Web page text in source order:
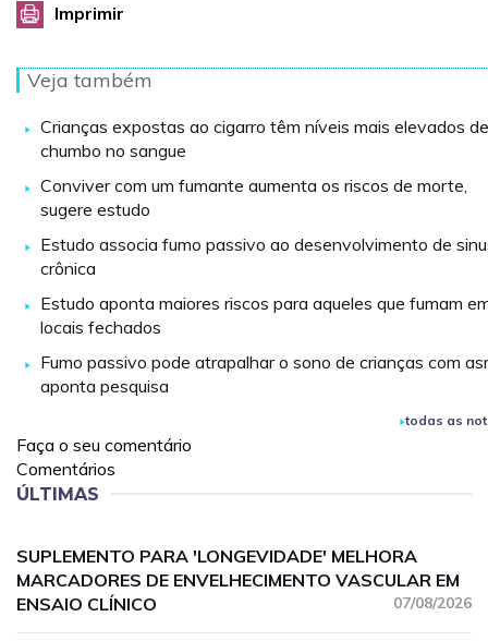
Imprimir
Veja também
Crianças expostas ao cigarro têm níveis mais elevados de
chumbo no sangue
Conviver com um fumante aumenta os riscos de morte,
sugere estudo
Estudo associa fumo passivo ao desenvolvimento de
crônica
Estudo aponta maiores riscos para aqueles que fumam
locais fechados
Fumo passivo pode atrapalhar o sono de crianças com
aponta pesquisa
todas as
Faça o seu comentário
Comentários
ÚLTIMAS
SUPLEMENTO PARA 'LONGEVIDADE' MELHORA
MARCADORES DE ENVELHECIMENTO VASCULAR EM
ENSAIO CLÍNICO
07/08/2026